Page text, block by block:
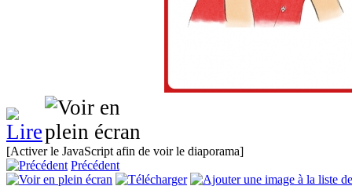
[Activer le JavaScript afin de voir le diaporama]
Précédent